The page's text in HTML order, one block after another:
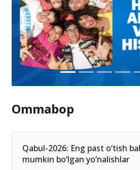
Ommabop
Qabul-2026: Eng past o‘tish
mumkin bo‘lgan yo‘nalishlar